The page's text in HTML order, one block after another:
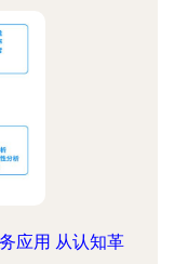
应用 从认知革